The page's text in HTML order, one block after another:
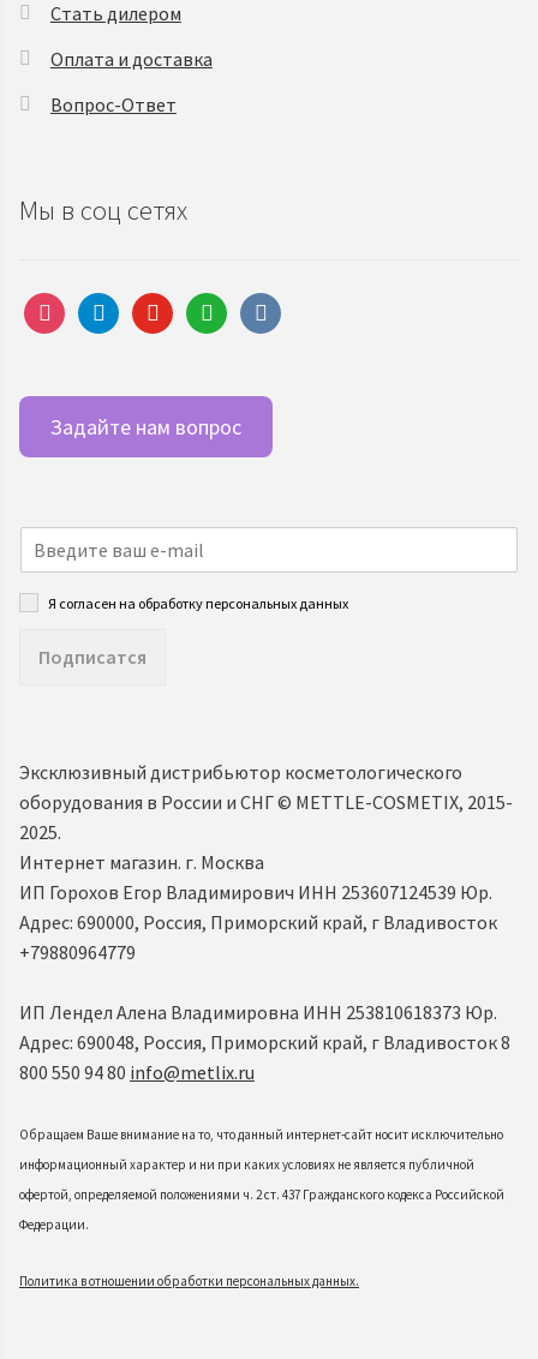
Стать дилером
Оплата и доставка
Вопрос-Ответ
Мы в соц сетях
instagramtelegramyoutubewhatsappvkontakte
Задайте нам вопрос
Я согласен на обработку персональных данных
Подписатся
Эксклюзивный дистрибьютор косметологического
оборудования в России и СНГ ©️ METTLE-COSMETIX, 2015-
2025.
Интернет магазин. г. Москва
ИП Горохов Егор Владимирович ИНН 253607124539 Юр.
Адрес: 690000, Россия, Приморский край, г Владивосток
+79880964779
ИП Лендел Алена Владимировна ИНН 253810618373 Юр.
Адрес: 690048, Россия, Приморский край, г Владивосток 8
800 550 94 80 info@metlix.ru
Обращаем Ваше внимание на то, что данный интернет-сайт носит исключительно
информационный характер и ни при каких условиях не является публичной
офертой, определяемой положениями ч. 2 ст. 437 Гражданского кодекса Российской
Федерации.
Политика в отношении обработки персональных данных.